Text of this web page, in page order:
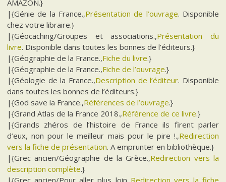
AMAZON.}
|{Génie de la France.,Présentation de l’ouvrage. Disponible
chez votre libraire.}
|{Géocaching/Groupes et associations.,Présentation du
livre. Disponible dans toutes les bonnes de l’éditeurs.}
|{Géographie de la France.,Fiche du livre.}
|{Géographie de la France.,Fiche de l’ouvrage.}
|{Géologie de la France.,Description de l’éditeur. Disponible
dans toutes les bonnes de l’éditeurs.}
|{God save la France.,Références de l’ouvrage.}
|{Grand Atlas de la France 2018.,Référence de ce livre.}
|{Grands zhéros de l’histoire de France ils firent parler
d’eux, non pour le meilleur mais pour le pire !.,Redirection
vers la fiche de présentation. A emprunter en bibliothèque.}
|{Grec ancien/Géographie de la Grèce.,Redirection vers la
description complète.}